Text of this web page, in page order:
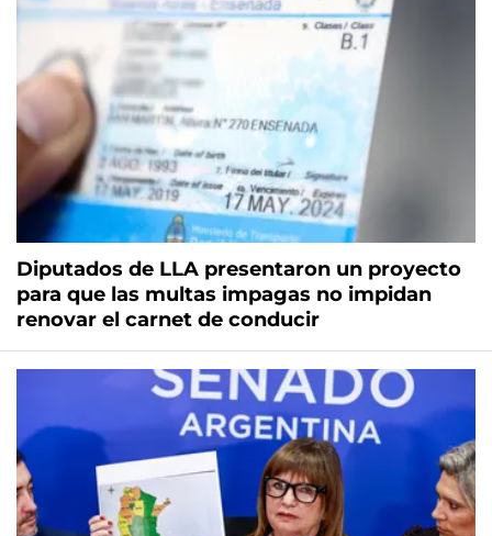
Diputados de LLA presentaron un proyecto
para que las multas impagas no impidan
renovar el carnet de conducir